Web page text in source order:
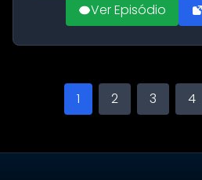
Ver Episódio
1 2 3 4